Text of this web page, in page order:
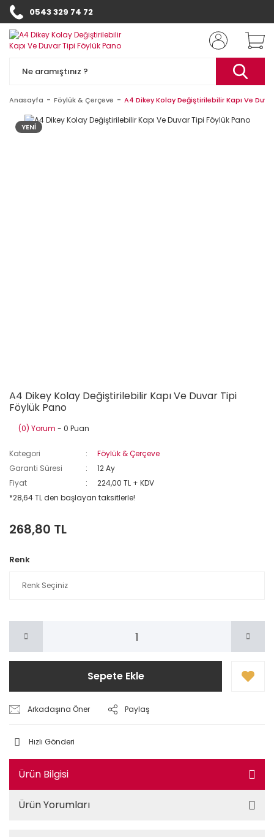
0543 329 74 72
Anasayfa Föylük & Çerçeve A4 Dikey Kolay Değiştirilebilir Kapı Ve
YENİ
A4 Dikey Kolay Değiştirilebilir Kapı Ve Duvar Tipi
Föylük Pano
(0) Yorum - 0 Puan
Kategori
Föylük & Çerçeve
Garanti Süresi
12 Ay
Fiyat
224,00 TL + KDV
*28,64 TL den başlayan taksitlerle!
268,80 TL
Renk
Sepete Ekle
Arkadaşına Öner Paylaş
Hızlı Gönderi
Ürün Bilgisi
Ürün Yorumları